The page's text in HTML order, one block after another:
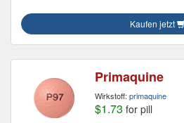
Kaufen jetzt
Primaquine
Wirkstoff: primaquine
$1.73 for pill